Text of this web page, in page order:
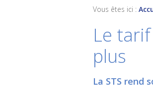
Vous êtes ici :
Le
plus
La STS rend